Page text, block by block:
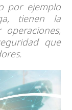
por ejemplo
tienen la
que